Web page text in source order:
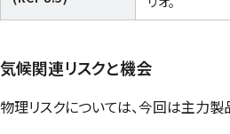
気候関連リスクと機会
物理リスクについては、今回は主力製